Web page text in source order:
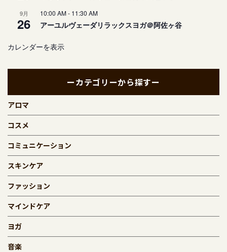
9月
26
10:00 AM- 11:30 AM
アーユルヴェーダリラックスヨガ＠阿佐ヶ谷
カレンダーを表示
ーカテゴリーから探すー
アロマ
コスメ
コミュニケーション
スキンケア
ファッション
マインドケア
ヨガ
音楽